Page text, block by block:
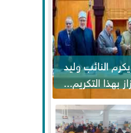
النائب وليد
بهذا التكريم...